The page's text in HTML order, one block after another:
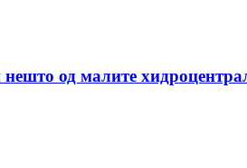
од малите